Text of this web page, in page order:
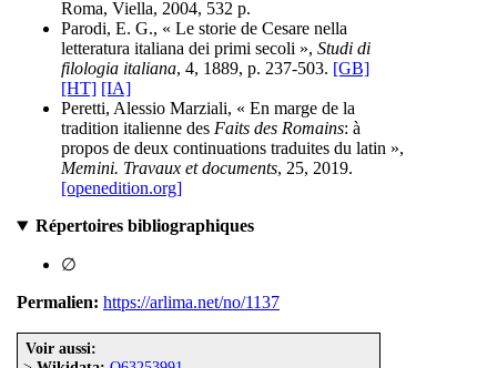
Roma, Viella, 2004, 532 p.
Parodi, E. G., « Le storie de Cesare nella
letteratura italiana dei primi secoli », Studi di
filologia italiana, 4, 1889, p. 237-503. [GB]
[HT] [IA]
Peretti, Alessio Marziali, « En marge de la
tradition italienne des Faits des Romains: à
propos de deux continuations traduites du latin »,
Memini. Travaux et documents, 25, 2019.
[openedition.org]
Répertoires bibliographiques
∅
Permalien: https://arlima.net/no/1137
Voir aussi: